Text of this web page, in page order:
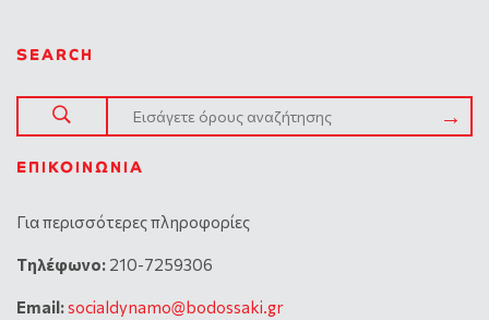
SEARCH
ΕΠΙΚΟΙΝΩΝΊΑ
Για περισσότερες πληροφορίες
Tηλέφωνο: 210-7259306
Email:socialdynamo@bodossaki.gr